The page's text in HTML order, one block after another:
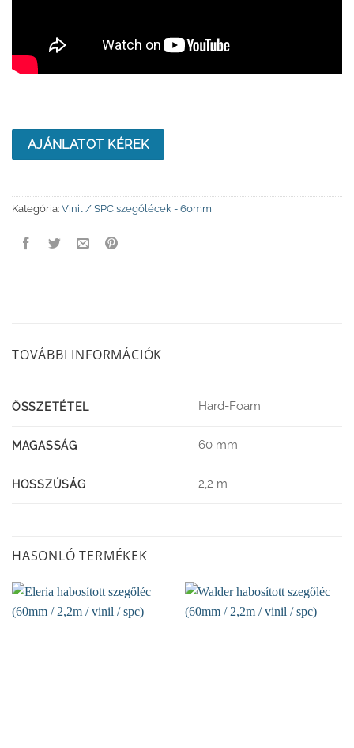
AJÁNLATOT KÉREK
Kategória: Vinil / SPC szegőlécek - 60mm
TOVÁBBI INFORMÁCIÓK
ÖSSZETÉTEL Hard-Foam
MAGASSÁG 60 mm
HOSSZÚSÁG 2,2 m
HASONLÓ TERMÉKEK